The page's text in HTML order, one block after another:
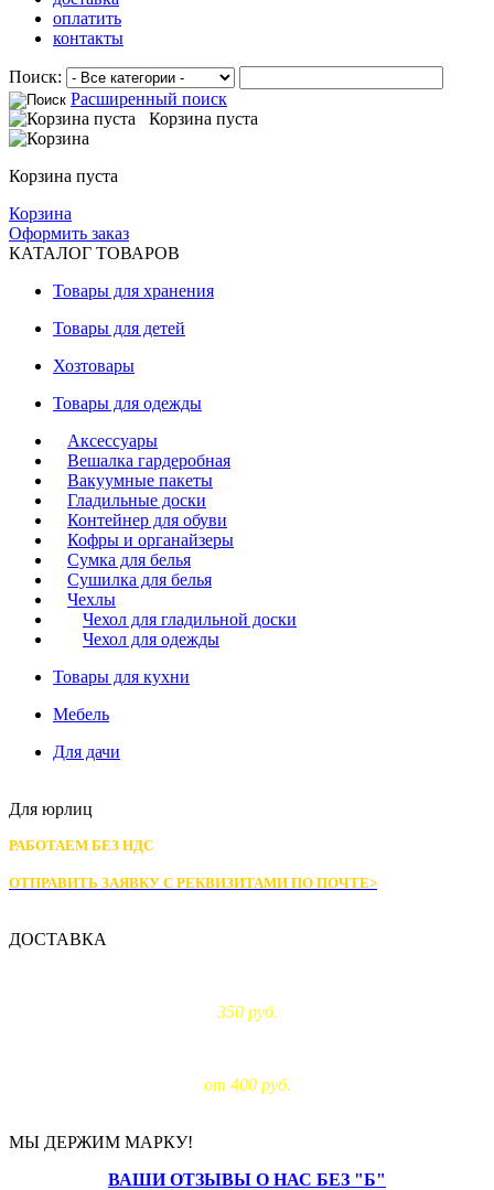
оплатить
контакты
Поиск:
Расширенный поиск
Корзина пуста
Корзина пуста
Корзина
Оформить заказ
КАТАЛОГ ТОВАРОВ
Товары для хранения
Товары для детей
Хозтовары
Товары для одежды
Аксессуары
Вешалка гардеробная
Вакуумные пакеты
Гладильные доски
Контейнер для обуви
Кофры и органайзеры
Сумка для белья
Сушилка для белья
Чехлы
Чехол для гладильной доски
Чехол для одежды
Товары для кухни
Мебель
Для дачи
Для юрлиц
РАБОТАЕМ БЕЗ НДС
ОТПРАВИТЬ ЗАЯВКУ С РЕКВИЗИТАМИ ПО ПОЧТЕ>
ДОСТАВКА
350 руб.
от 400 руб.
МЫ ДЕРЖИМ МАРКУ!
ВАШИ ОТЗЫВЫ О НАС БЕЗ "Б"